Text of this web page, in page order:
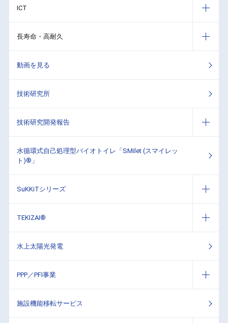
ICT
長寿命・高耐久
動画を見る
技術研究所
技術研究開発報告
水循環式自己処理型バイオトイレ「SMilet (スマイレッ
ト)®」
SuKKiTシリーズ
TEKIZAI®
水上太陽光発電
PPP／PFI事業
施設機能移転サービス